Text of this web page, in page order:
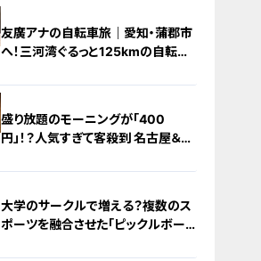
友廣アナの自転車旅｜愛知・蒲郡市
へ！三河湾ぐるっと125kmの自転車
盛り放題のモーニングが「400
円」！？人気すぎて客殺到 名古屋＆岐
大学のサークルで増える？複数のス
ポーツを融合させた「ピックルボー